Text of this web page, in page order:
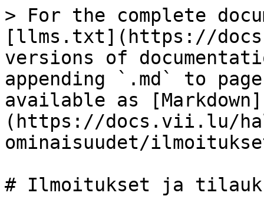
> For the complete
[llms.txt](https://
versions of
appending `.md` to
available as [Markdown]
(https://docs.vii.lu/
ominaisuudet/
# Ilmoitukset ja